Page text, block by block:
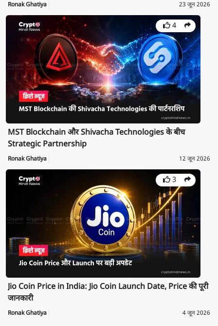
Ronak Ghatiya 23 जून 2026
4
MST Blockchain और Shivacha Technologies के बीच
Strategic Partnership
Ronak Ghatiya 12 जून 2026
3
Jio Coin Price in India: Jio Coin Launch Date, Price की पूरी
जानकारी
Ronak Ghatiya 4 जून 2026